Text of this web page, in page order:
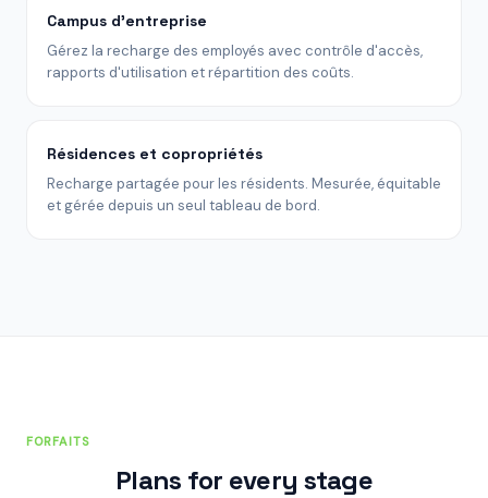
Campus d'entreprise
Gérez la recharge des employés avec contrôle d'accès,
rapports d'utilisation et répartition des coûts.
Résidences et copropriétés
Recharge partagée pour les résidents. Mesurée, équitable
et gérée depuis un seul tableau de bord.
FORFAITS
Plans for every stage